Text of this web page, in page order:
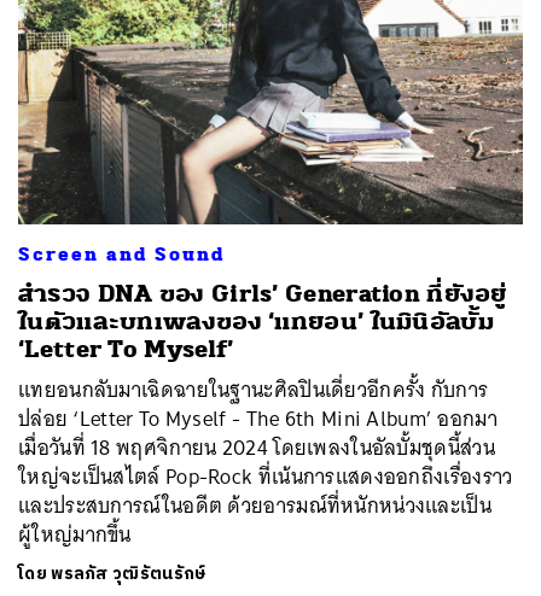
Screen and Sound
สำรวจ DNA ของ Girls’ Generation ที่ยังอยู่
ในตัวและบทเพลงของ ‘แทยอน’ ในมินิอัลบั้ม
‘Letter To Myself’
แทยอนกลับมาเฉิดฉายในฐานะศิลปินเดี่ยวอีกครั้ง กับการ
ปล่อย ‘Letter To Myself - The 6th Mini Album’ ออกมา
เมื่อวันที่ 18 พฤศจิกายน 2024 โดยเพลงในอัลบั้มชุดนี้ส่วน
ใหญ่จะเป็นสไตล์ Pop-Rock ที่เน้นการแสดงออกถึงเรื่องราว
และประสบการณ์ในอดีต ด้วยอารมณ์ที่หนักหน่วงและเป็น
ผู้ใหญ่มากขึ้น
โดยพรลภัส วุฒิรัตนรักษ์